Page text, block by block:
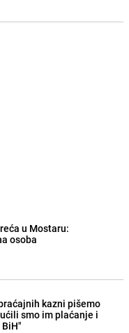
u Mostaru:
osoba
kazni pišemo
smo im plaćanje i